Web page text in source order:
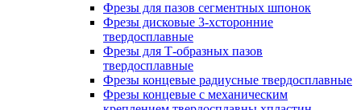
Фрезы для пазов сегментных шпонок
Фрезы дисковые 3-хсторонние
твердосплавные
Фрезы для Т-образных пазов
твердосплавные
Фрезы концевые радиусные твердосплавные
Фрезы концевые с механическим